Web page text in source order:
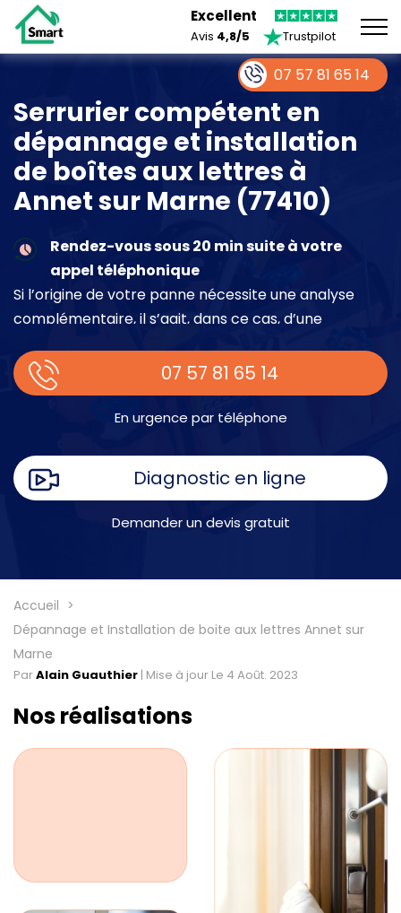
Excellent
Avis 4,8/5 Trustpilot
Serrurier compétent en
dépannage et installation
de boîtes aux lettres à
Annet sur Marne (77410)
Rendez-vous sous 20 min suite à votre
appel téléphonique
Si l’origine de votre panne nécessite une analyse
complémentaire, il s’agit, dans ce cas, d’une
place.
07 57 81 65 14
En urgence par téléphone
Diagnostic en ligne
Demander un devis gratuit
Accueil
Dépannage et Installation de boite aux lettres Annet sur
Marne
ParAlain Guauthier | Mise à jour Le 4 Août. 2023
Nos réalisations
07 57 81 65 14